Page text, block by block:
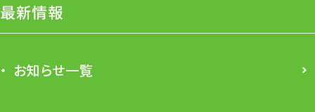
最新情報
お知らせ一覧